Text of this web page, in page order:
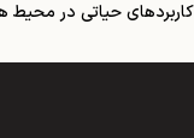
کاربردهای حیاتی در